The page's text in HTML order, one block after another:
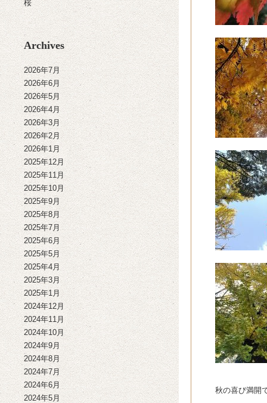
桜
Archives
2026年7月
2026年6月
2026年5月
2026年4月
2026年3月
2026年2月
2026年1月
2025年12月
2025年11月
2025年10月
2025年9月
2025年8月
2025年7月
2025年6月
2025年5月
2025年4月
2025年3月
2025年1月
2024年12月
2024年11月
2024年10月
2024年9月
2024年8月
2024年7月
2024年6月
2024年5月
秋の喜び満開